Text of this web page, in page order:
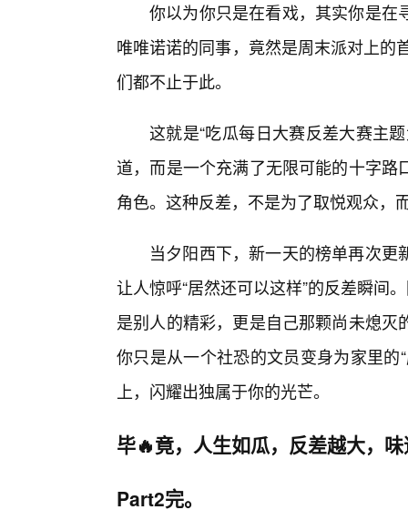
你以为你只是在看戏，其实你是在
唯唯诺诺的同事，竟然是周末派对上的
们都不止于此。
这就是“吃瓜每日大赛反差大赛主
道，而是一个充满了无限可能的十字
角色。这种反差，不是为了取悦观众，
当夕阳西下，新一天的榜单再次
让人惊呼“居然还可以这样”的反差瞬间
是别人的精彩，更是自己那颗尚未熄
你只是从一个社恐的文员变身为家里
上，闪耀出独属于你的光芒。
毕🔥竟，人生如瓜，反差越大，
Part2完。